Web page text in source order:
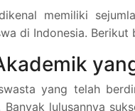
memiliki
di Indonesia. Berikut
yang telah
Banyak lulusannya